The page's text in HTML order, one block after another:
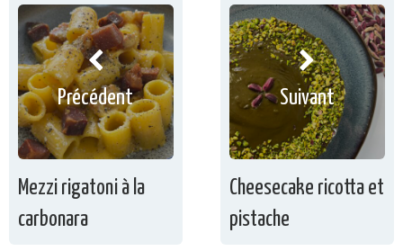
Précédent
Mezzi rigatoni à la
carbonara
Suivant
Cheesecake ricotta et
pistache